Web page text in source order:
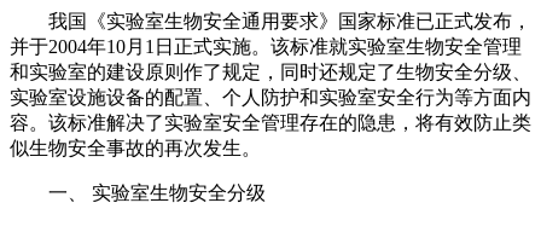
我国《实验室生物安全通用要求》国家标准已正式发布，
并于2004年10月1日正式实施。该标准就实验室生物安全管理
和实验室的建设原则作了规定，同时还规定了生物安全分级、
实验室设施设备的配置、个人防护和实验室安全行为等方面内
容。该标准解决了实验室安全管理存在的隐患，将有效防止类
似生物安全事故的再次发生。
一、 实验室生物安全分级